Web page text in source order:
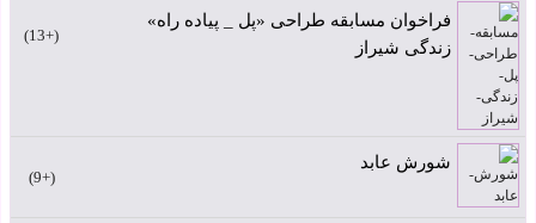
فراخوان مسابقه طراحی «پل _ پیاده راه»
زندگی شیراز
+13
شورش عابد
+9